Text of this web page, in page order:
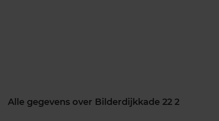
Alle gegevens over Bilderdijkkade 22 2